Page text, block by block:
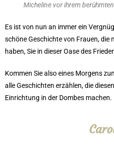
Micheline vor ihrem
Es ist von nun an immer ein
schöne Geschichte von Frauen, die
haben, Sie in dieser Oase des
Kommen Sie also eines Morgens
alle Geschichten erzählen, die
Einrichtung in der Dombes machen.